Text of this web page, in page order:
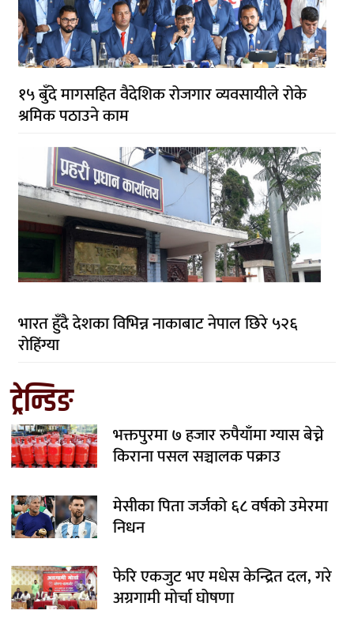
१५ बुँदे मागसहित वैदेशिक रोजगार व्यवसायीले रोके
श्रमिक पठाउने काम
भारत हुँदै देशका विभिन्न नाकाबाट नेपाल छिरे ५२६
रोहिंग्या
ट्रेन्डिङ
भक्तपुरमा ७ हजार रुपैयाँमा ग्यास बेच्ने
किराना पसल सञ्चालक पक्राउ
मेसीका पिता जर्जको ६८ वर्षको उमेरमा
निधन
फेरि एकजुट भए मधेस केन्द्रित दल, गरे
अग्रगामी मोर्चा घोषणा